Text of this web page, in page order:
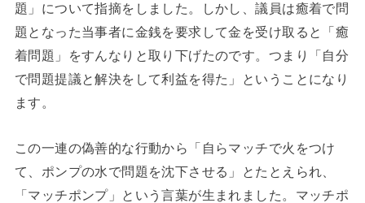
題」について指摘をしました。しかし、議員は癒着で問
題となった当事者に金銭を要求して金を受け取ると「癒
着問題」をすんなりと取り下げたのです。つまり「自分
で問題提議と解決をして利益を得た」ということになり
ます。
この一連の偽善的な行動から「自らマッチで火をつけ
て、ポンプの水で問題を沈下させる」とたとえられ、
「マッチポンプ」という言葉が生まれました。マッチポ